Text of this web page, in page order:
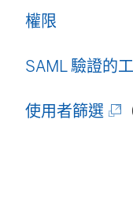
權限
SAML 驗證的
使用者篩選 (